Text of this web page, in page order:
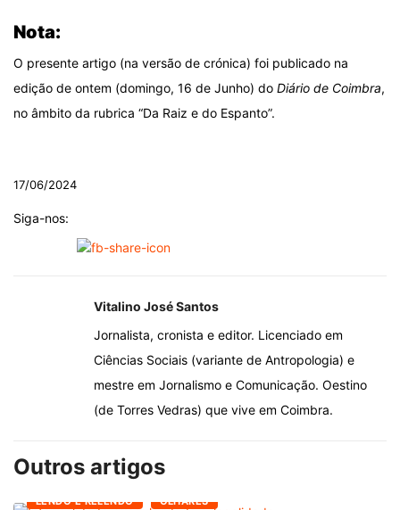
Nota:
O presente artigo (na versão de crónica) foi publicado na
edição de ontem (domingo, 16 de Junho) do Diário de Coimbra,
no âmbito da rubrica “Da Raiz e do Espanto”.
17/06/2024
Siga-nos:
Vitalino José Santos
Jornalista, cronista e editor. Licenciado em
Ciências Sociais (variante de Antropologia) e
mestre em Jornalismo e Comunicação. Oestino
(de Torres Vedras) que vive em Coimbra.
Outros artigos
LENDO E RELENDO OLHARES